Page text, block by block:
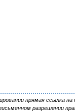
прямая ссылка на
разрешении